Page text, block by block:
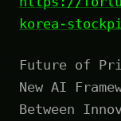
korea-
Future of
New AI
Between